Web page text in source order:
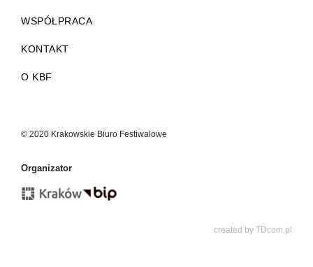
WSPÓŁPRACA
KONTAKT
O KBF
© 2020 Krakowskie Biuro Festiwalowe
Organizator
created by TDcom.pl